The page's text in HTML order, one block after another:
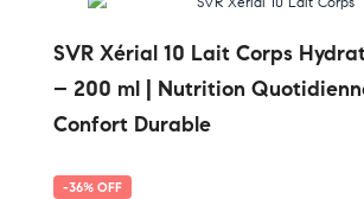
SVR Xérial 10 Lait Corps
– 200 ml | Nutrition
Confort Durable
-36% OFF